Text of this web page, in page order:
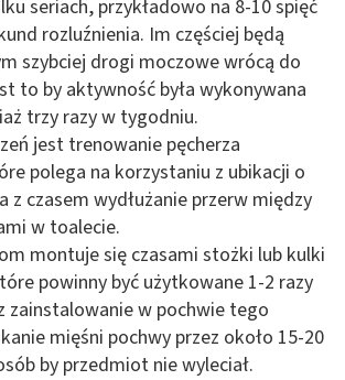
seriach, przykładowo na 8-10 spięć
rozluźnienia. Im częściej będą
szybciej drogi moczowe wrócą do
to by aktywność była wykonywana
trzy razy w tygodniu.
jest trenowanie pęcherza
polega na korzystaniu z ubikacji o
z czasem wydłużanie przerw między
w toalecie.
montuje się czasami stożki lub kulki
powinny być użytkowane 1-2 razy
zainstalowanie w pochwie tego
mięśni pochwy przez około 15-20
by przedmiot nie wyleciał.